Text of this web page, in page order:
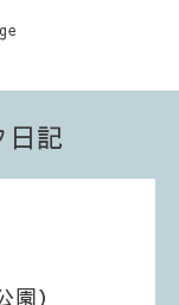
日記
）